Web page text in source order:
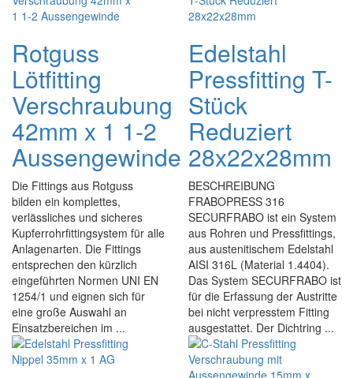
Rotguss
Lötfitting
Verschraubung
42mm x 1 1-2
Aussengewinde
Die Fittings aus Rotguss
bilden ein komplettes,
verlässliches und sicheres
Kupferrohrfittingsystem für alle
Anlagenarten. Die Fittings
entsprechen den kürzlich
eingeführten Normen UNI EN
1254/1 und eignen sich für
eine große Auswahl an
Einsatzbereichen im ...
Edelstahl
Pressfitting T-
Stück
Reduziert
28x22x28mm
BESCHREIBUNG
FRABOPRESS 316
SECURFRABO ist ein System
aus Rohren und Pressfittings,
aus austenitischem Edelstahl
AISI 316L (Material 1.4404).
Das System SECURFRABO ist
für die Erfassung der Austritte
bei nicht verpresstem Fitting
ausgestattet. Der Dichtring ...